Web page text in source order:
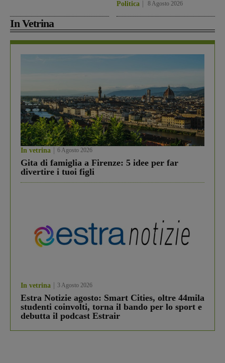
Politica 8 Agosto 2026
In Vetrina
In vetrina 6 Agosto 2026
Gita di famiglia a Firenze: 5 idee per far
divertire i tuoi figli
In vetrina 3 Agosto 2026
Estra Notizie agosto: Smart Cities, oltre 44mila
studenti coinvolti, torna il bando per lo sport e
debutta il podcast Estrair